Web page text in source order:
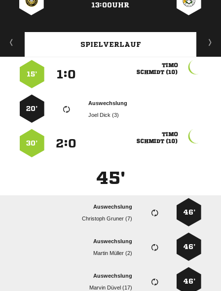
13:00UHR
SPIELVERLAUF

 
:
15’
Auswechslung
  
20’

 
:
30’
45'
46’
Auswechslung
  
46’
Auswechslung
  
46’
Auswechslung
  